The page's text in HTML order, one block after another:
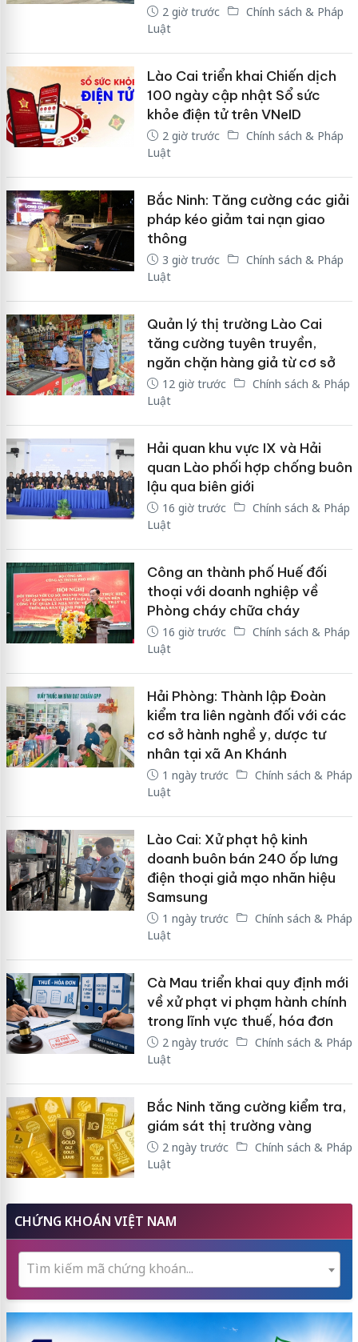
2 giờ trước
Chính sách & Pháp
Luật
Lào Cai triển khai Chiến dịch
100 ngày cập nhật Sổ sức
khỏe điện tử trên VNeID
2 giờ trước
Chính sách & Pháp
Luật
Bắc Ninh: Tăng cường các giải
pháp kéo giảm tai nạn giao
thông
3 giờ trước
Chính sách & Pháp
Luật
Quản lý thị trường Lào Cai
tăng cường tuyên truyền,
ngăn chặn hàng giả từ cơ sở
12 giờ trước
Chính sách & Pháp
Luật
Hải quan khu vực IX và Hải
quan Lào phối hợp chống buôn
lậu qua biên giới
16 giờ trước
Chính sách & Pháp
Luật
Công an thành phố Huế đối
thoại với doanh nghiệp về
Phòng cháy chữa cháy
16 giờ trước
Chính sách & Pháp
Luật
Hải Phòng: Thành lập Đoàn
kiểm tra liên ngành đối với các
cơ sở hành nghề y, dược tư
nhân tại xã An Khánh
1 ngày trước
Chính sách & Pháp
Luật
Lào Cai: Xử phạt hộ kinh
doanh buôn bán 240 ốp lưng
điện thoại giả mạo nhãn hiệu
Samsung
1 ngày trước
Chính sách & Pháp
Luật
Cà Mau triển khai quy định mới
về xử phạt vi phạm hành chính
trong lĩnh vực thuế, hóa đơn
2 ngày trước
Chính sách & Pháp
Luật
Bắc Ninh tăng cường kiểm tra,
giám sát thị trường vàng
2 ngày trước
Chính sách & Pháp
Luật
CHỨNG KHOÁN VIỆT NAM
Tìm kiếm mã chứng khoán...